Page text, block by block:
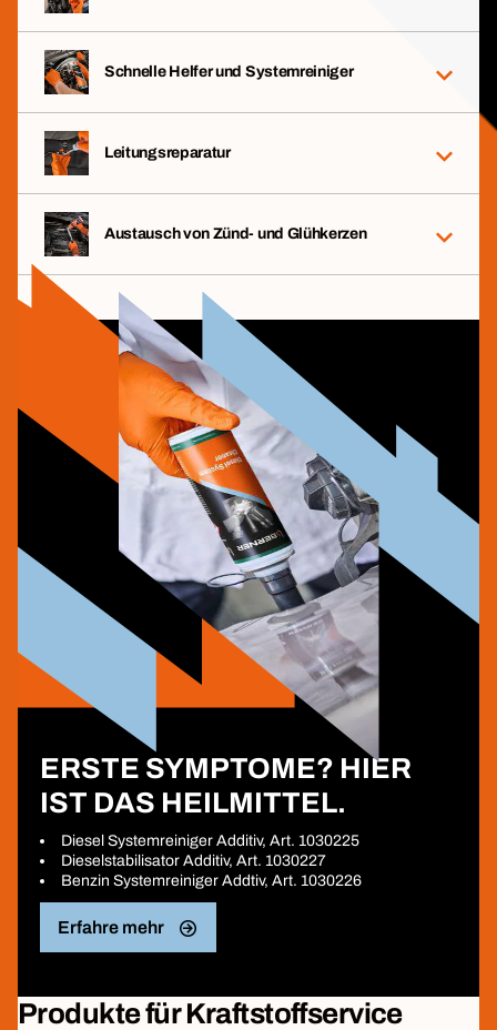
Schnelle Helfer und Systemreiniger
Leitungsreparatur
Austausch von Zünd- und Glühkerzen
ERSTE SYMPTOME? HIER
IST DAS HEILMITTEL.
Diesel Systemreiniger Additiv, Art. 1030225
Dieselstabilisator Additiv, Art. 1030227
Benzin Systemreiniger Addtiv, Art. 1030226
Erfahre mehr
Produkte für Kraftstoffservice